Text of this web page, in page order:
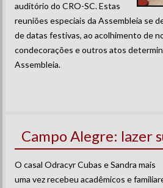
auditório do CRO-SC. Estas
reuniões especiais da Assembleia se
de datas festivas, ao acolhimento de
condecorações e outros atos
Assembleia.
Campo Alegre: lazer
O casal Odracyr Cubas e Sandra mais
uma vez recebeu acadêmicos e